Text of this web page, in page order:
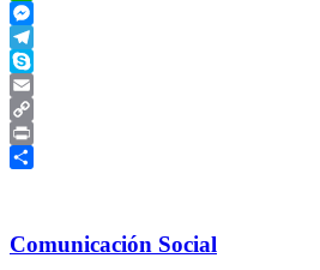
WhatsApp
Messenger
Telegram
Skype
Email
Copy
Link
Print
Comunicación Social